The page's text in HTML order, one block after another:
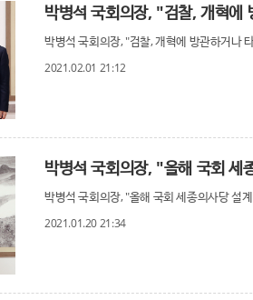
박병석 국회의장, "검찰, 개혁에
박병석 국회의장, "검찰, 개혁에 방관하거나
2021.02.01 21:12
박병석 국회의장, "올해 국회 세종의사당 설
2021.01.20 21:34